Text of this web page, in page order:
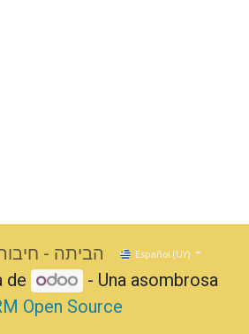
הביתה - Español (UY)
de
- Una asombrosa
Open Source